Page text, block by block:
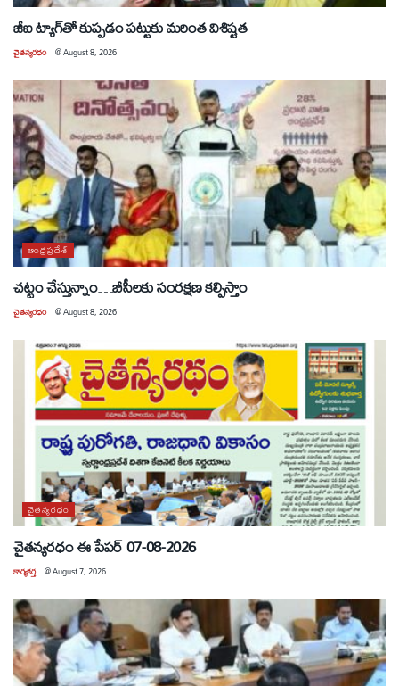
జీఐ ట్యాగ్‌తో కుప్పడం పట్టుకు మరింత విశిష్టత
చైతన్యరధం @August 8, 2026
ఆంధ్రప్రదేశ్
చట్టం చేస్తున్నాం…బీసీలకు సంరక్షణ కల్పిస్తాం
చైతన్యరధం @August 8, 2026
చైతన్యరధం
చైతన్యరధం ఈ పేపర్ 07-08-2026
కార్యకర్త @August 7, 2026